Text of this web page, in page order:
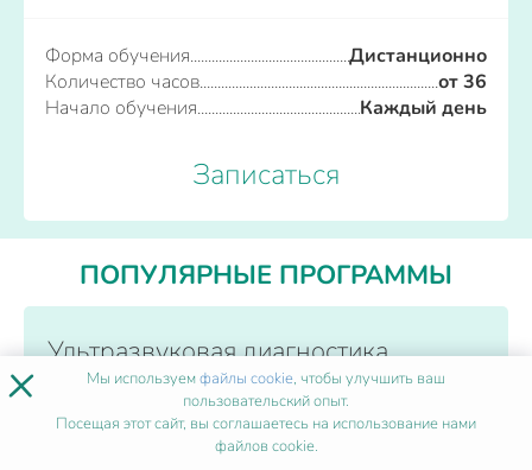
Форма обучения
Дистанционно
Количество часов
от 36
Начало обучения
Каждый день
Записаться
ПОПУЛЯРНЫЕ ПРОГРАММЫ
Ультразвуковая диагностика
Форма обучения
Дистанционно
× Мы используемфайлы cookie, чтобы улучшить ваш
пользовательский опыт.
Посещая этот сайт, вы соглашаетесь на использование нами
файлов cookie.